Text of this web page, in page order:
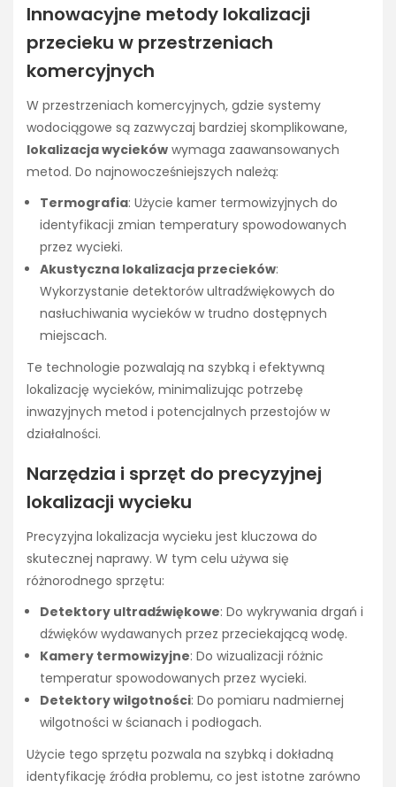
Innowacyjne metody lokalizacji
przecieku w przestrzeniach
komercyjnych
W przestrzeniach komercyjnych, gdzie systemy
wodociągowe są zazwyczaj bardziej skomplikowane,
lokalizacja wycieków wymaga zaawansowanych
metod. Do najnowocześniejszych należą:
Termografia: Użycie kamer termowizyjnych do
identyfikacji zmian temperatury spowodowanych
przez wycieki.
Akustyczna lokalizacja przecieków:
Wykorzystanie detektorów ultradźwiękowych do
nasłuchiwania wycieków w trudno dostępnych
miejscach.
Te technologie pozwalają na szybką i efektywną
lokalizację wycieków, minimalizując potrzebę
inwazyjnych metod i potencjalnych przestojów w
działalności.
Narzędzia i sprzęt do precyzyjnej
lokalizacji wycieku
Precyzyjna lokalizacja wycieku jest kluczowa do
skutecznej naprawy. W tym celu używa się
różnorodnego sprzętu:
Detektory ultradźwiękowe: Do wykrywania drgań i
dźwięków wydawanych przez przeciekającą wodę.
Kamery termowizyjne: Do wizualizacji różnic
temperatur spowodowanych przez wycieki.
Detektory wilgotności: Do pomiaru nadmiernej
wilgotności w ścianach i podłogach.
Użycie tego sprzętu pozwala na szybką i dokładną
identyfikację źródła problemu, co jest istotne zarówno